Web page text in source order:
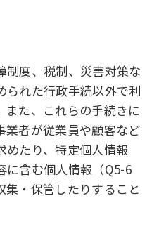
制度、税制、災害対策な
られた行政手続以外で利
た、これらの手続きに
業者が従業員や顧客など
めたり、特定個人情報
に含む個人情報（Q5-6
・保管したりすること